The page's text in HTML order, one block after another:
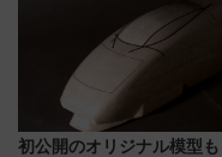
初公開のオリジナル模型も